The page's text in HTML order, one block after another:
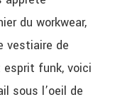
du workwear,
vestiaire de
funk, voici
sous l’oeil de